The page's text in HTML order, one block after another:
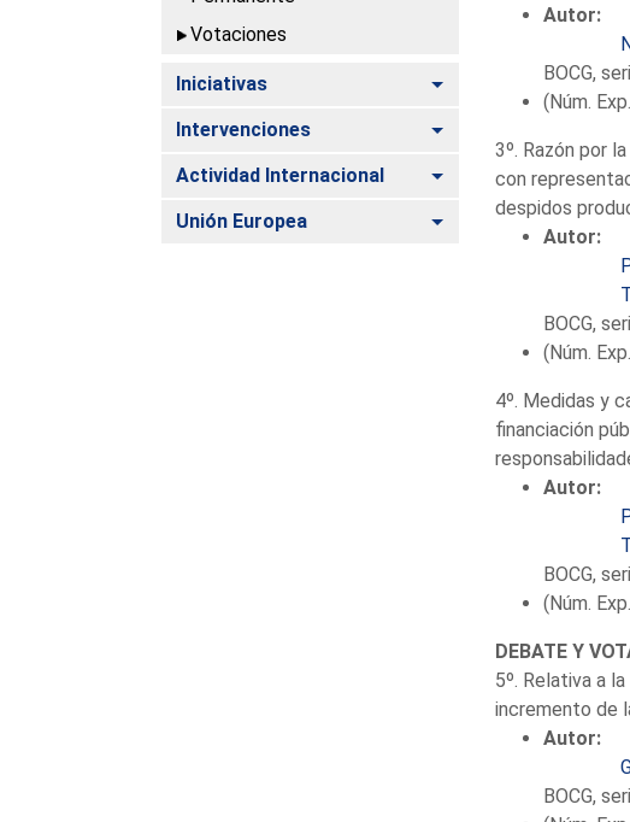
Votaciones
Iniciativas Alternar
Intervenciones Alternar
Actividad Internacional Alternar
Unión Europea Alternar
Autor:
BOCG,
(Núm.
3º. Razón por
con
despidos
Autor:
BOCG,
(Núm.
4º. Medidas y
financiación
Autor:
BOCG,
(Núm.
DEBATE Y
5º. Relativa a
incremento de
Autor:
BOCG,